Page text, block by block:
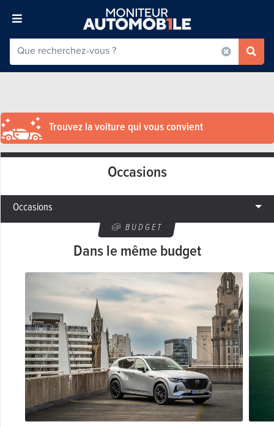
Trouvez la voiture qui vous convient
Occasions
Occasions
BUDGET
Dans le même budget